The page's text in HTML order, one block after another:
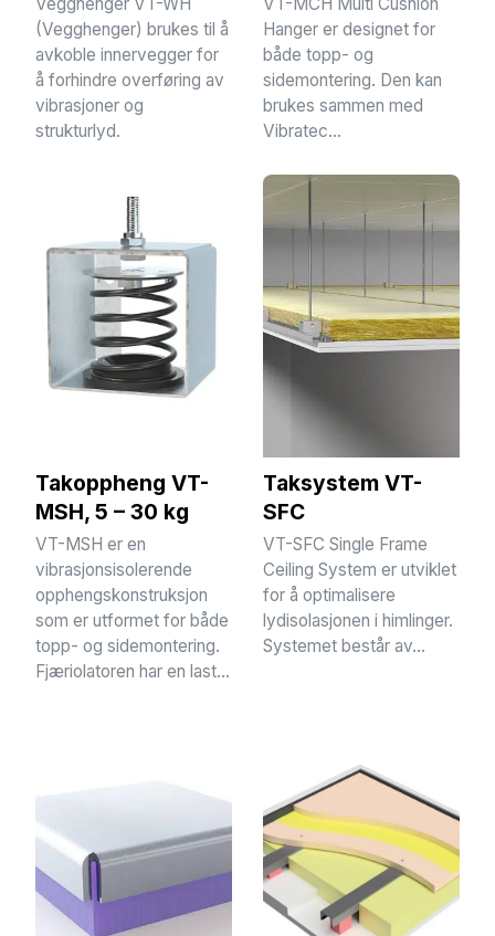
(Vegghenger) brukes til å
avkoble innervegger for
å forhindre overføring av
vibrasjoner og
strukturlyd.
Hanger er designet for
både topp- og
sidemontering. Den kan
brukes sammen med
Vibratec...
Takoppheng VT-
MSH, 5 – 30 kg
VT-MSH er en
vibrasjonsisolerende
opphengskonstruksjon
som er utformet for både
topp- og sidemontering.
Fjæriolatoren har en last...
Taksystem VT-
SFC
VT-SFC Single Frame
Ceiling System er utviklet
for å optimalisere
lydisolasjonen i himlinger.
Systemet består av...